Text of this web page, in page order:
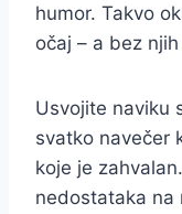
humor. Takvo
očaj – a bez
Usvojite naviku
svatko navečer
koje je
nedostataka na